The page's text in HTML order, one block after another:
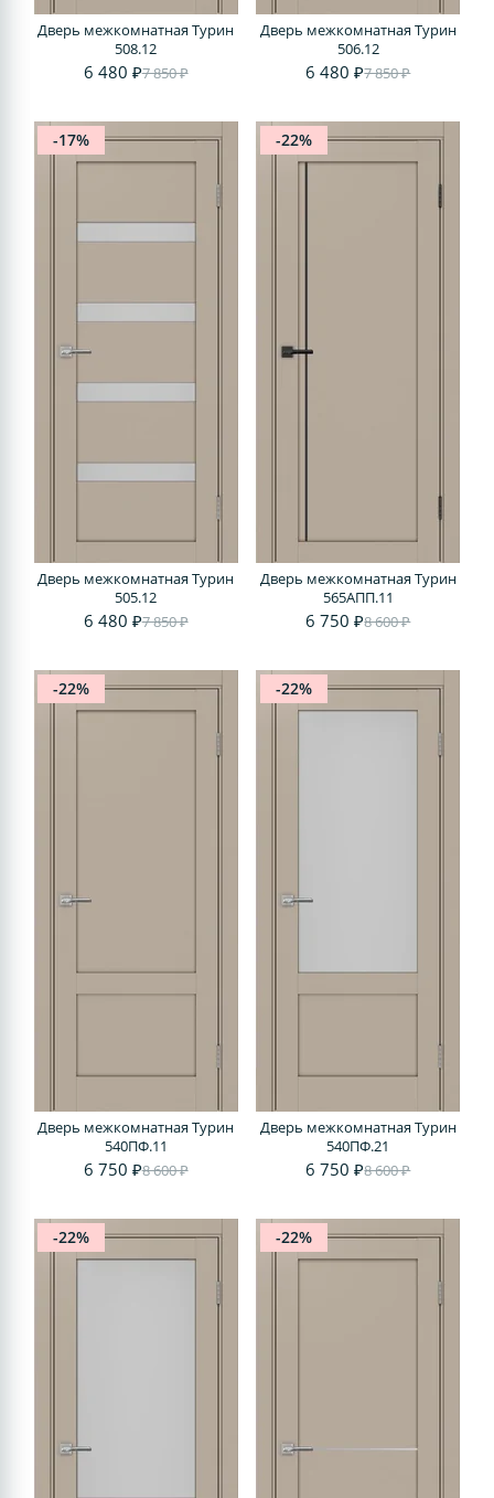
Дверь межкомнатная Турин
508.12
6 480 ₽7 850 ₽
Дверь межкомнатная Турин
506.12
6 480 ₽7 850 ₽
-17%
Дверь межкомнатная Турин
505.12
6 480 ₽7 850 ₽
-22%
Дверь межкомнатная Турин
565АПП.11
6 750 ₽8 600 ₽
-22%
Дверь межкомнатная Турин
540ПФ.11
6 750 ₽8 600 ₽
-22%
Дверь межкомнатная Турин
540ПФ.21
6 750 ₽8 600 ₽
-22% -22%